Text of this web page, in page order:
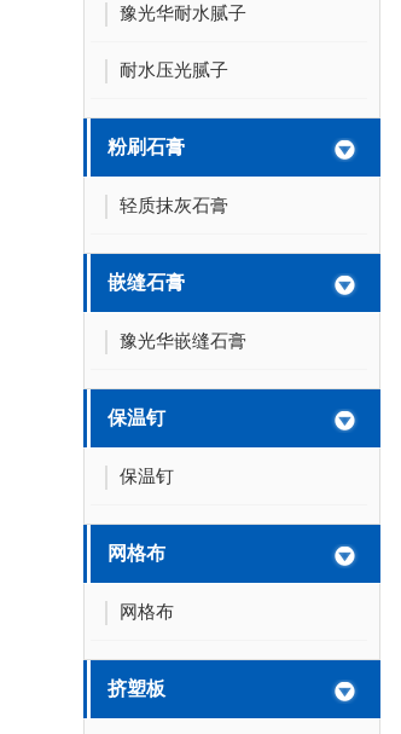
豫光华耐水腻子
耐水压光腻子
粉刷石膏
轻质抹灰石膏
嵌缝石膏
豫光华嵌缝石膏
保温钉
保温钉
网格布
网格布
挤塑板